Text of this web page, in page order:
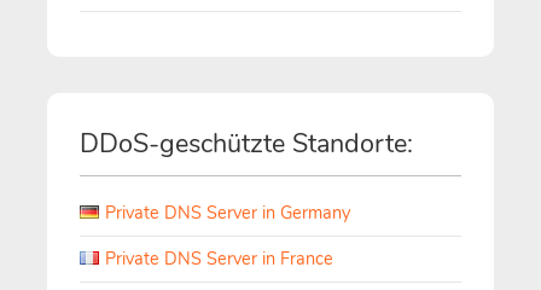
DDoS-geschützte Standorte:
Private DNS Server in Germany
Private DNS Server in France